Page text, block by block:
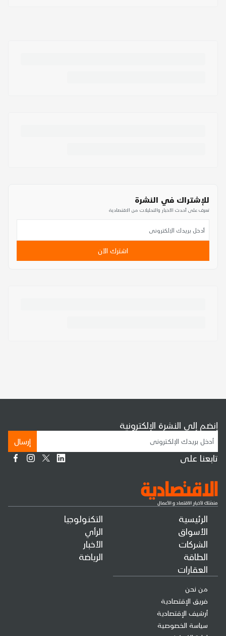
للإشتراك في النشرة
تعرف على أحدث الأخبار والتحليلات من الاقتصادية
اشترك الآن
الرئيسية
الأسواق
الشركات
الطاقة
العقارات
التكنولوجيا
الرأي
الأخبار
الرياضة
من نحن
فريق الإقتصادية
أرشيف الإقتصادية
سياسة الخصوصية
إنضم إلى النشرة الإلكترونية
إرسال
تابعنا على